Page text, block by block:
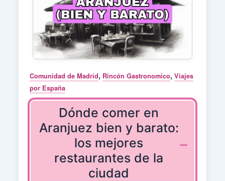
Comunidad de Madrid, Rincón Gastronomico, Viajes
por España
Dónde comer en
Aranjuez bien y barato:
los mejores
restaurantes de la
ciudad